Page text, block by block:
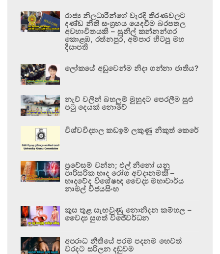
රාජ්‍ය නිලධාරීන්ගේ වැරදි තීරණවලට
දණ්ඩ නීති සංග්‍රහය යෙදවීම බරපතල
අවභාවිතයකි – සුනිල් කන්නන්ගර
කොළඹ, රත්නපුර, අම්පාර හිටපු මහ
දිසාපති
ලෝකයේ අඩුවෙන්ම නිදා ගන්නා ජාතිය?
නැව් වලින් බහලුම් මුහුදට පෙරලීම සුළු
පටු දෙයක් නොවේ
විශ්වවිද්‍යාල කඩඉම් ලකුණු නිකුත් කෙරේ
ප්‍රවේසම් වන්න; එල් නිනෝ යනු
පාරිසරික හෘද රෝග අවදානමකි –
හෘදවේද විශේෂඥ වෛද්‍ය මහාචාර්ය
නාමල් විජයසිංහ
කුස තුළ සැඟවුණු නොනිදන කම්හල –
වෛද්‍ය සුගත් විජේවර්ධන
අපරාධ නීතියේ පරම පදනම හෙවත්
වරදට සරිලන දඬුවම